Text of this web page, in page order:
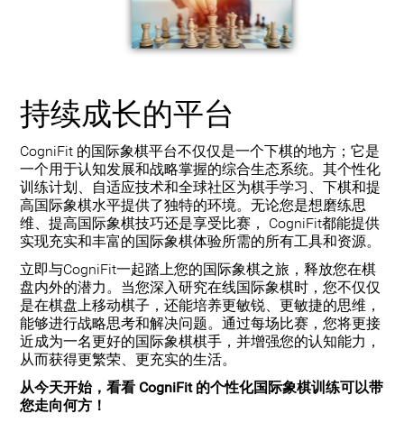
持续成长的平台
CogniFit 的国际象棋平台不仅仅是一个下棋的地方；它是
一个用于认知发展和战略掌握的综合生态系统。其个性化
训练计划、自适应技术和全球社区为棋手学习、下棋和提
高国际象棋水平提供了独特的环境。无论您是想磨练思
维、提高国际象棋技巧还是享受比赛， CogniFit都能提供
实现充实和丰富的国际象棋体验所需的所有工具和资源。
立即与CogniFit一起踏上您的国际象棋之旅，释放您在棋
盘内外的潜力。当您深入研究在线国际象棋时，您不仅仅
是在棋盘上移动棋子，还能培养更敏锐、更敏捷的思维，
能够进行战略思考和解决问题。通过每场比赛，您将更接
近成为一名更好的国际象棋棋手，并增强您的认知能力，
从而获得更繁荣、更充实的生活。
从今天开始，看看 CogniFit 的个性化国际象棋训练可以带
您走向何方！